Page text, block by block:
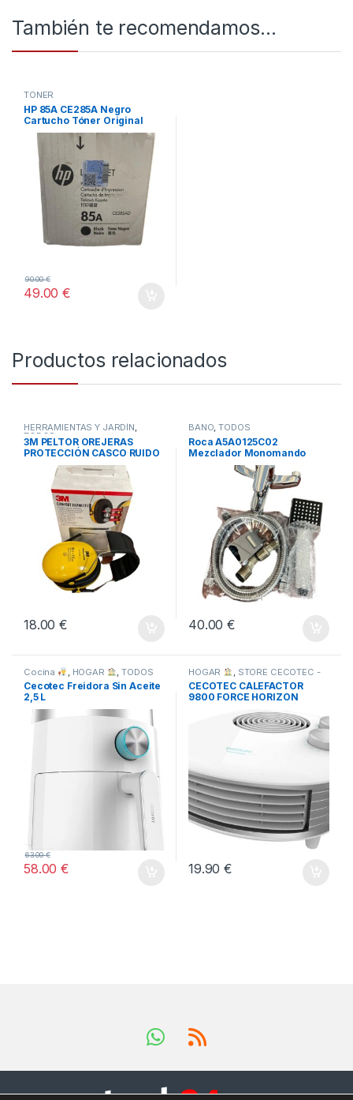
También te recomendamos…
TONER
HP 85A CE285A Negro
Cartucho Tóner Original
49.00€
90.00€
Productos relacionados
HERRAMIENTAS Y JARDÍN,
TODOS
3M PELTOR OREJERAS
PROTECCIÓN CASCO RUIDO
-AMARILLO
18.00€
BAÑO,TODOS
Roca A5A0125C02
Mezclador Monomando
Baño-Ducha, Coleccion
Victoria, Cromado
40.00€
Cocina , HOGAR ,TODOS
Cecotec Freidora Sin Aceite
2,5 L
58.00€
63.00€
HOGAR , STORE CECOTEC -
DISTRIBUIDOR OFICIAL
,
TODOS
CECOTEC CALEFACTOR
9800 FORCE HORIZON
19.90€